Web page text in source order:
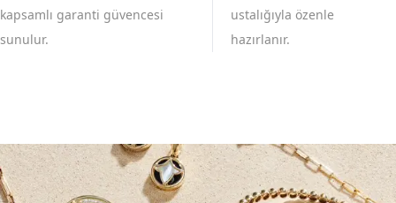
kapsamlı garanti güvencesi
sunulur.
ustalığıyla özenle
hazırlanır.